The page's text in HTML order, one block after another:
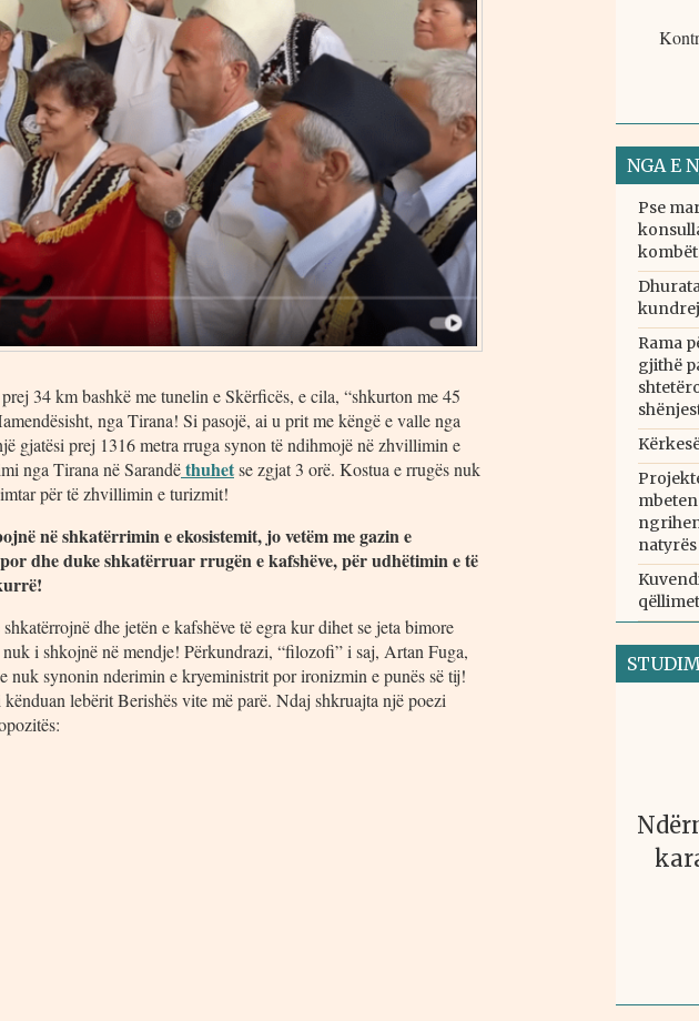
34 km bashkë me tunelin e Skërficës, e cila, “shkurton me 45
nga Tirana! Si pasojë, ai u prit me këngë e valle nga
gjatësi prej 1316 metra rruga synon të ndihmojë në zhvillimin e
nga Tirana në Sarandëthuhetse zgjat 3 orë. Kostua e rrugës nuk
për të zhvillimin e turizmit!
në shkatërrimin e ekosistemit, jo vetëm me gazin e
dhe duke shkatërruar rrugën e kafshëve, për udhëtimin e të
dhe jetën e kafshëve të egra kur dihet se jeta bimore
i shkojnë në mendje! Përkundrazi, “filozofi” i saj, Artan Fuga,
nuk synonin nderimin e kryeministrit por ironizmin e punës së tij!
lebërit Berishës vite më parë. Ndaj shkruajta një poezi
NGA E
Pse
Rama
gjithë
natyrës
qëllimet
STUDIM